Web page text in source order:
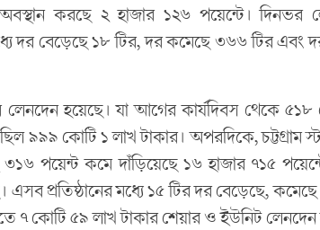
করছে ২ হাজার ১২৬ পয়েন্টে। দিনভর
দর বেড়েছে ১৮ টির, দর কমেছে ৩৬৬ টির এবং
হয়েছে। যা আগের কার্যদিবস থেকে ৫১৮
৯৯৯ কোটি ১ লাখ টাকার। অপরদিকে, চট্টগ্রাম
পয়েন্ট কমে দাঁড়িয়েছে ১৬ হাজার ৭১৫
এসব প্রতিষ্ঠানের মধ্যে ১৫ টির দর বেড়েছে,
৭ কোটি ৫৯ লাখ টাকার শেয়ার ও ইউনিট লেনদেন